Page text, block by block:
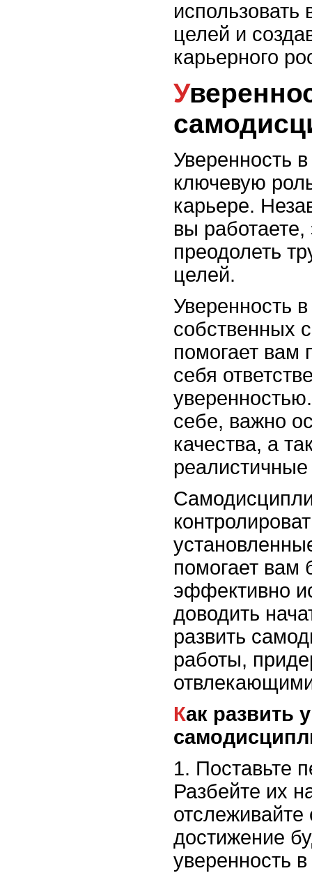
использовать
целей и
карьерного
Уверенность в себе и
Уверенность
ключевую
карьере.
вы работаете,
преодолеть
целей.
Уверенность
собственных
помогает вам
себя
себе, важно
качества, а
помогает вам
эффективно
доводить
развить
работы,
Как развить уверенность в себе и
1. Поставьте
Разбейте их
достижение
уверенность